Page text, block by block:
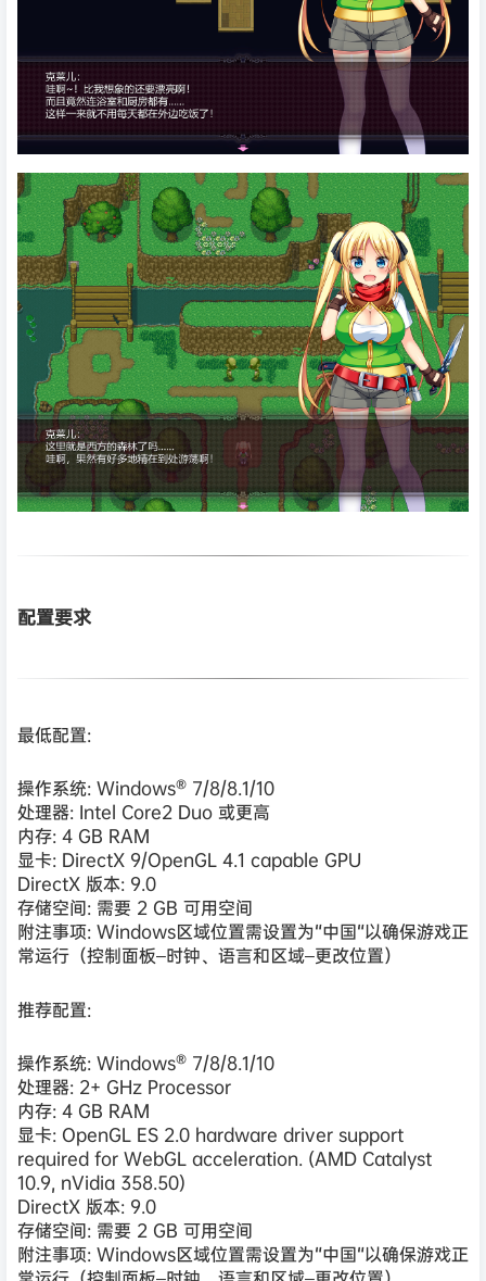
配置要求
最低配置:
操作系统: Windows® 7/8/8.1/10
处理器: Intel Core2 Duo 或更高
内存: 4 GB RAM
显卡: DirectX 9/OpenGL 4.1 capable GPU
DirectX 版本: 9.0
存储空间: 需要 2 GB 可用空间
附注事项: Windows区域位置需设置为“中国“以确保游戏正
常运行（控制面板–时钟、语言和区域–更改位置）
推荐配置:
操作系统: Windows® 7/8/8.1/10
处理器: 2+ GHz Processor
内存: 4 GB RAM
显卡: OpenGL ES 2.0 hardware driver support
required for WebGL acceleration. (AMD Catalyst
10.9, nVidia 358.50)
DirectX 版本: 9.0
存储空间: 需要 2 GB 可用空间
附注事项: Windows区域位置需设置为“中国“以确保游戏正